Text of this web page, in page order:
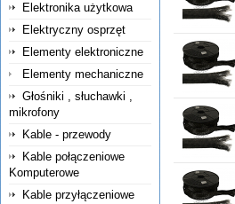
Elektronika użytkowa
Elektryczny osprzęt
Elementy elektroniczne
Elementy mechaniczne
Głośniki , słuchawki ,
mikrofony
Kable - przewody
Kable połączeniowe
Komputerowe
Kable przyłączeniowe